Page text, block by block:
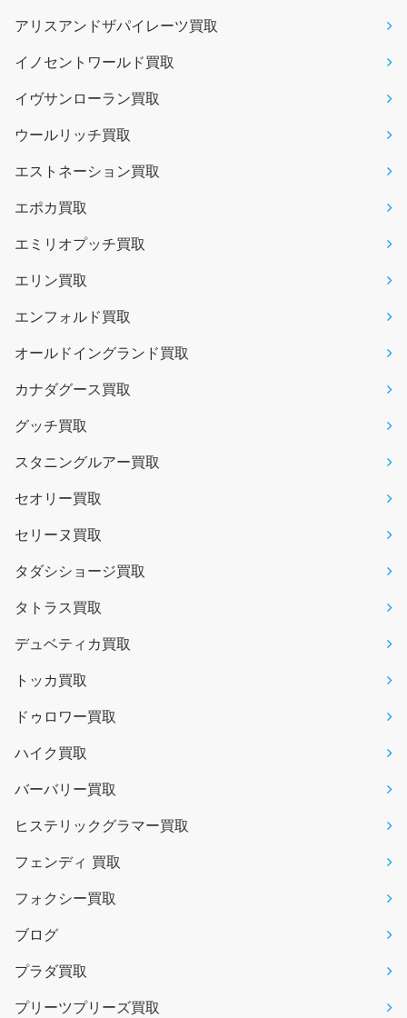
アリスアンドザパイレーツ買取
イノセントワールド買取
イヴサンローラン買取
ウールリッチ買取
エストネーション買取
エポカ買取
エミリオプッチ買取
エリン買取
エンフォルド買取
オールドイングランド買取
カナダグース買取
グッチ買取
スタニングルアー買取
セオリー買取
セリーヌ買取
タダシショージ買取
タトラス買取
デュベティカ買取
トッカ買取
ドゥロワー買取
ハイク買取
バーバリー買取
ヒステリックグラマー買取
フェンディ 買取
フォクシー買取
ブログ
プラダ買取
プリーツプリーズ買取